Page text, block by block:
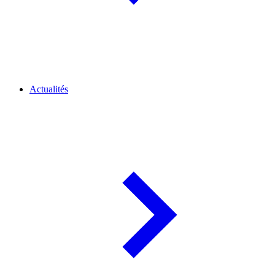
Actualités